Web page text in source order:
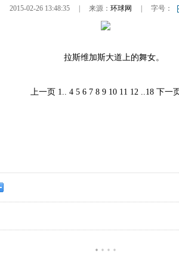
2015-02-26 13:48:35 来源： 环球网 字号：
拉斯维加斯大道上的舞女。
上一页 1.. 4 5 6 7 8 9 10 11 12..18 下一
····